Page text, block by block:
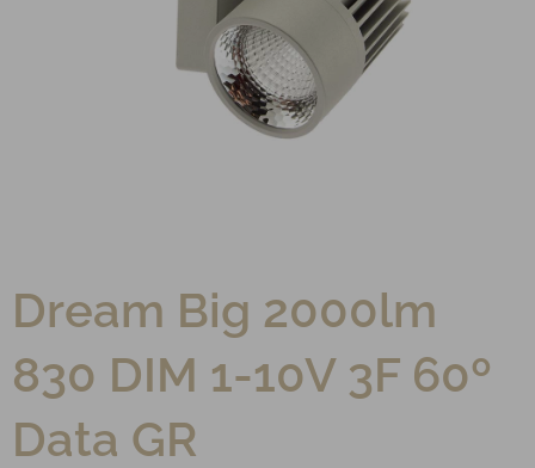
Dream Big 2000lm
830 DIM 1-10V 3F 60º
Data GR